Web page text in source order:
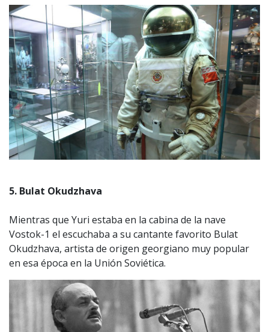
5. Bulat Okudzhava
Mientras que Yuri estaba en la cabina de la nave
Vostok-1 el escuchaba a su cantante favorito Bulat
Okudzhava, artista de origen georgiano muy popular
en esa época en la Unión Soviética.